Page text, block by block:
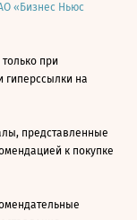
«Бизнес Ньюс
при
гиперссылки на
представленные
к покупке